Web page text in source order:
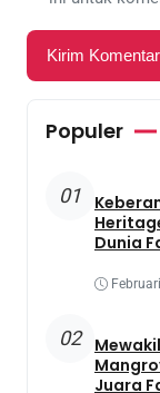
Populer
01
Dunia
02
Juara